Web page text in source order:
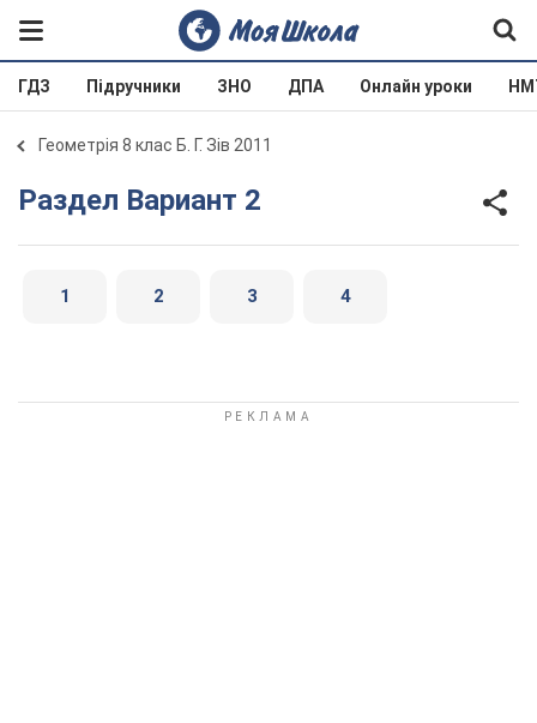
ГДЗ Підручники ЗНО ДПА Онлайн уроки
Геометрія 8 клас Б. Г. Зів 2011
Раздел Вариант 2
1 2 3 4